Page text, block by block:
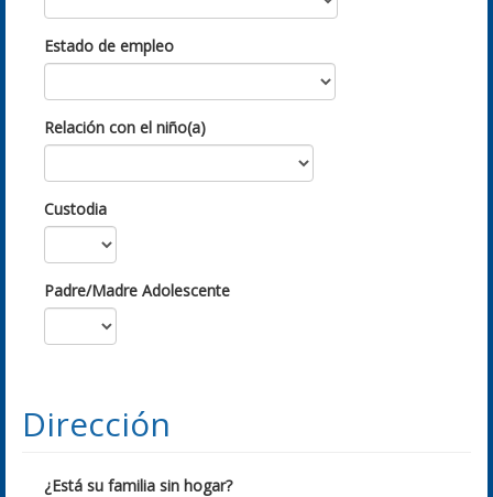
Estado de empleo
Relación con el niño(a)
Custodia
Padre/Madre Adolescente
Dirección
¿Está su familia sin hogar?